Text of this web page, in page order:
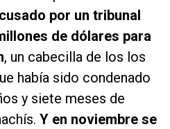
por un tribunal
de dólares para
, un cabecilla de los los
había sido condenado
y siete meses de
Y en noviembre se